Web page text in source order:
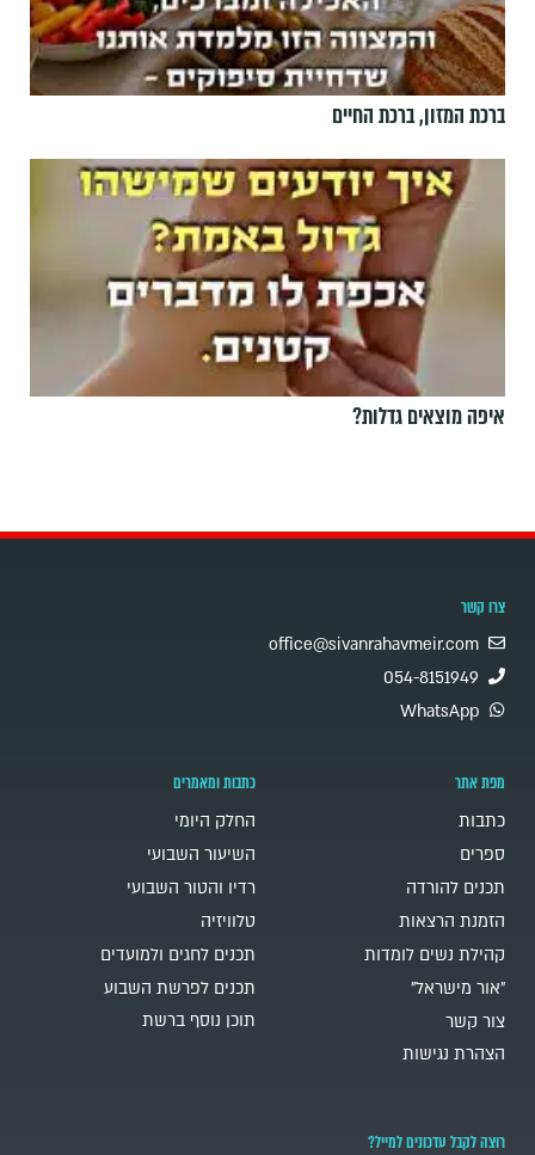
ברכת המזון, ברכת החיים
איפה מוצאים גדלות?
צרו קשר
office@sivanrahavmeir.com
054-8151949
WhatsApp
מפת אתר
כתבות
ספרים
תכנים להורדה
הזמנת הרצאות
קהילת נשים לומדות
"אור מישראל"
צור קשר
הצהרת נגישות
כתבות ומאמרים
החלק היומי
השיעור השבועי
רדיו והטור השבועי
טלוויזיה
תכנים לחגים ולמועדים
תכנים לפרשת השבוע
תוכן נוסף ברשת
רוצה לקבל עדכונים למייל?